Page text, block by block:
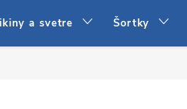
a svetre Šortky